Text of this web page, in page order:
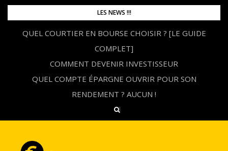
Skip
content
LES NEWS !!!
QUEL COURTIER EN BOURSE CHOISIR ? [LE GUIDE
COMPLET]
COMMENT DEVENIR INVESTISSEUR
QUEL COMPTE ÉPARGNE OUVRIR POUR SON
RENDEMENT ? AUCUN !